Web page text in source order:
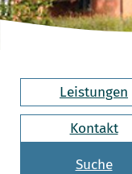
Leistungen
Kontakt
Suche